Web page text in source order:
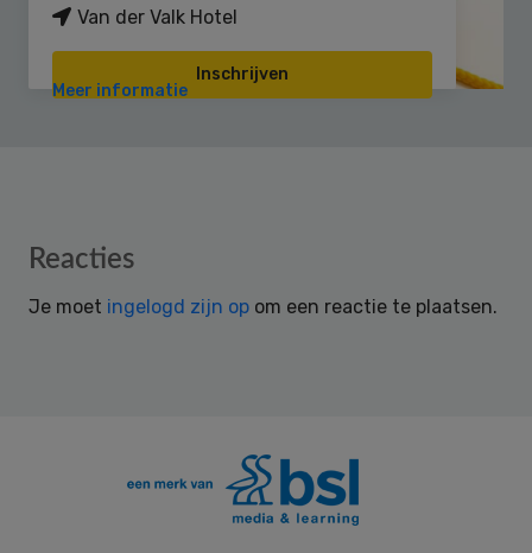
Van der Valk Hotel
Inschrijven
Meer informatie
Reader
Reacties
Je moet ingelogd zijn op om een reactie te plaatsen.